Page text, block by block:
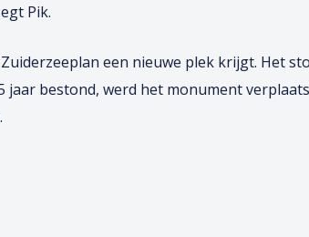
Pik.
een nieuwe plek krijgt. Het
jaar bestond, werd het monument